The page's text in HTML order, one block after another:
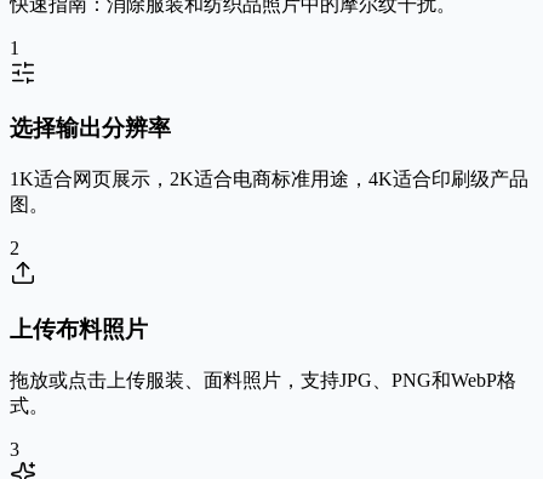
1
选择输出分辨率
1K适合网页展示，2K适合电商标准用途，4K适合印刷级产品
图。
2
上传布料照片
拖放或点击上传服装、面料照片，支持JPG、PNG和WebP格
式。
3